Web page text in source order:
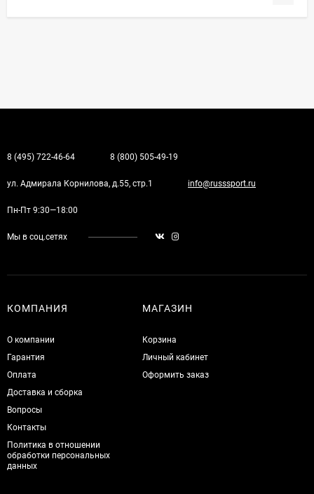
8 (495) 722-46-64 8 (800) 505-49-19
ул. Адмирала Корнилова, д.55, стр.1 info@russsport.ru
Пн-Пт 9:30—18:00
Мы в соц.сетях
КОМПАНИЯ
О компании
Гарантия
Оплата
Доставка и сборка
Вопросы
Контакты
Политика в отношении
обработки персональных
данных
МАГАЗИН
Корзина
Личный кабинет
Оформить заказ